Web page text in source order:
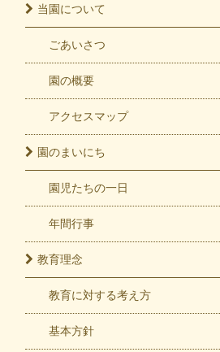
当園について
ごあいさつ
園の概要
アクセスマップ
園のまいにち
園児たちの一日
年間行事
教育理念
教育に対する考え方
基本方針